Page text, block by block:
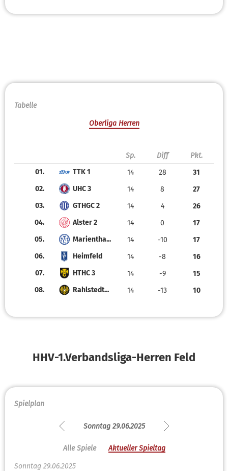
Tabelle
Oberliga Herren
Sp. Diff
Pkt.
01.
TTK 1 14 28
31
02.
UHC 3 14 8
27
03.
GTHGC 2 14 4
26
04.
Alster 2 14 0
17
05.
Marientha... 14 -10
17
06.
Heimfeld 14 -8
16
07.
HTHC 3 14 -9
15
08.
Rahlstedt... 14 -13 10
HHV-1.Verbandsliga-Herren Feld
Spielplan
Sonntag 29.06.2025
Alle Spiele Aktueller Spieltag
Sonntag 29.06.2025